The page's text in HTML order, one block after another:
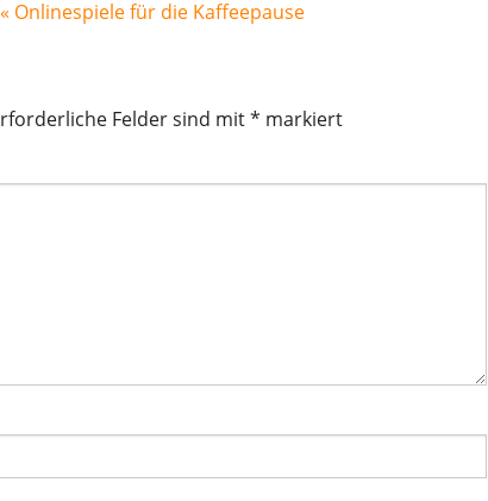
Onlinespiele für die Kaffeepause
Felder sind mit* markiert